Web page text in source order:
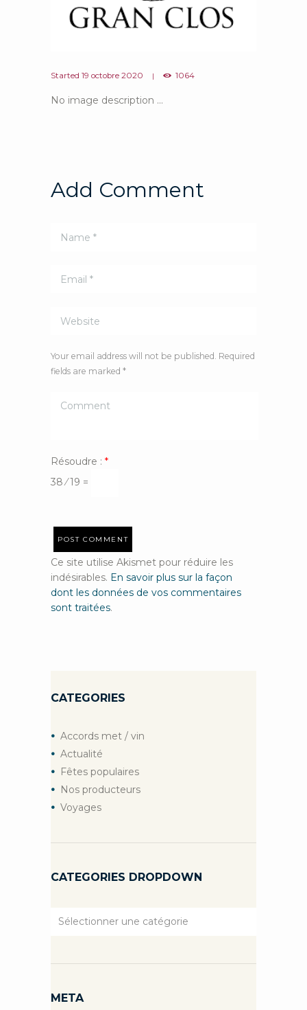
Started 19 octobre 2020 1064
No image description ...
Add Comment
Your email address will not be published. Required
fields are marked *
Résoudre : *
38 ⁄ 19 =
Ce site utilise Akismet pour réduire les
indésirables. En savoir plus sur la façon
dont les données de vos commentaires
sont traitées.
CATEGORIES
Accords met / vin
Actualité
Fêtes populaires
Nos producteurs
Voyages
CATEGORIES DROPDOWN
Categories
META